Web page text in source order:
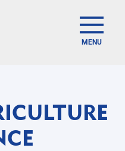
MENU